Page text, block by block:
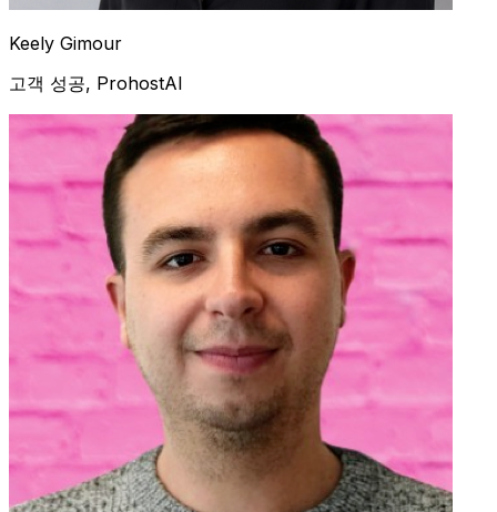
Keely Gimour
고객 성공, ProhostAI